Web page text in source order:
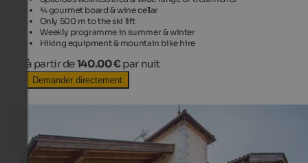
¾ gourmet board & wine cellar
Only 500 m to the ski lift
Weekly programme in summer & winter
Hiking equipment & mountain bike hire
à partir de140.00 € par nuit
Demander directement